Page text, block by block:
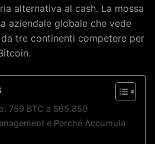
alternativa al cash. La mossa
aziendale globale che vede
tre continenti competere per
759 BTC a $65.850
e Perché Accumula